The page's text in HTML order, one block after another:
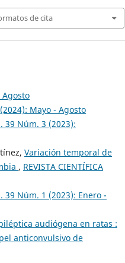
de cita
Agosto
Mayo - Agosto
39 Núm. 3 (2023):
Variación temporal de
, REVISTA CIENTÍFICA
39 Núm. 1 (2023): Enero -
audiógena en ratas :
anticonvulsivo de